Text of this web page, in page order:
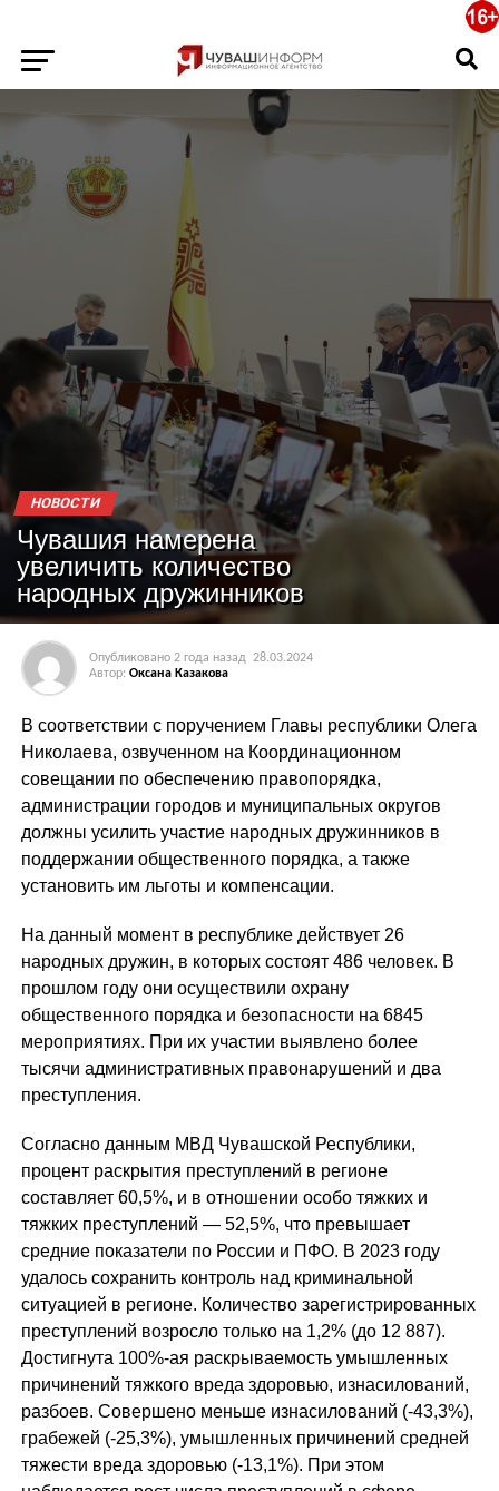
НОВОСТИ
Чувашия намерена
увеличить количество
народных дружинников
Опубликовано 2 года назад 28.03.2024
Автор: Оксана Казакова
В соответствии с поручением Главы республики Олега
Николаева, озвученном на Координационном
совещании по обеспечению правопорядка,
администрации городов и муниципальных округов
должны усилить участие народных дружинников в
поддержании общественного порядка, а также
установить им льготы и компенсации.
На данный момент в республике действует 26
народных дружин, в которых состоят 486 человек. В
прошлом году они осуществили охрану
общественного порядка и безопасности на 6845
мероприятиях. При их участии выявлено более
тысячи административных правонарушений и два
преступления.
Согласно данным МВД Чувашской Республики,
процент раскрытия преступлений в регионе
составляет 60,5%, и в отношении особо тяжких и
тяжких преступлений — 52,5%, что превышает
средние показатели по России и ПФО. В 2023 году
удалось сохранить контроль над криминальной
ситуацией в регионе. Количество зарегистрированных
преступлений возросло только на 1,2% (до 12 887).
Достигнута 100%-ая раскрываемость умышленных
причинений тяжкого вреда здоровью, изнасилований,
разбоев. Совершено меньше изнасилований (-43,3%),
грабежей (-25,3%), умышленных причинений средней
тяжести вреда здоровью (-13,1%). При этом